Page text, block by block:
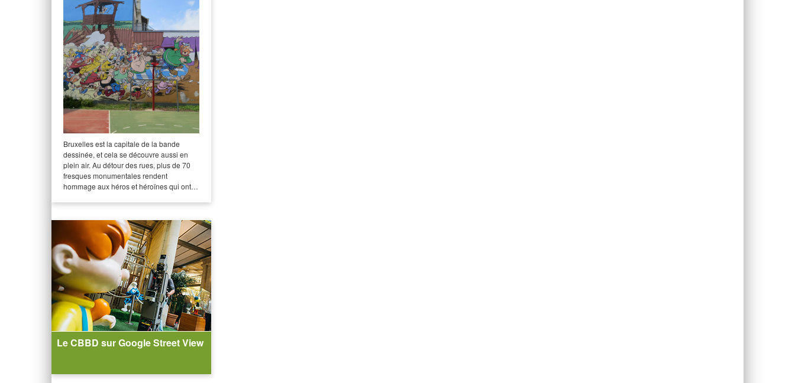
Bruxelles est la capitale de la bande
dessinée, et cela se découvre aussi en
plein air. Au détour des rues, plus de 70
fresques monumentales rendent
hommage aux héros et héroïnes qui ont…
Le CBBD sur Google Street View